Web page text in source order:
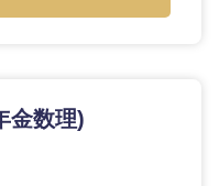
金数理)